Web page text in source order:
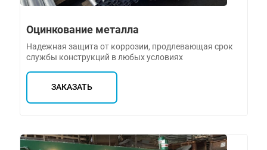
Оцинкование металла
Надежная защита от коррозии, продлевающая срок
службы конструкций в любых условиях
ЗАКАЗАТЬ